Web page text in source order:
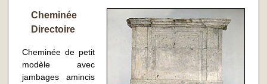
Cheminée
Directoire
Cheminée de petit
modèle avec
jambages amincis